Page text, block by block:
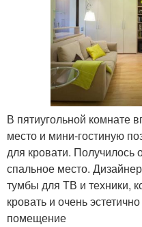
В пятиугольной комнате
место и мини-гостиную
для кровати. Получилось
спальное место.
тумбы для ТВ и техники,
кровать и очень
помещение